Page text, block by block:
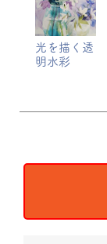
光を描く透
明水彩